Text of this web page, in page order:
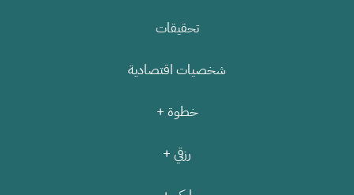
تحقيقات
شخصيات اقتصادية
خطوة +
رزقي +